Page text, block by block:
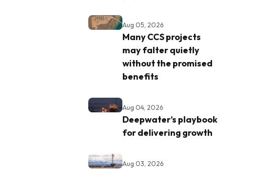
Aug 05, 2026
Many CCS projects
may falter quietly
without the promised
benefits
Aug 04, 2026
Deepwater’s playbook
for delivering growth
Aug 03, 2026